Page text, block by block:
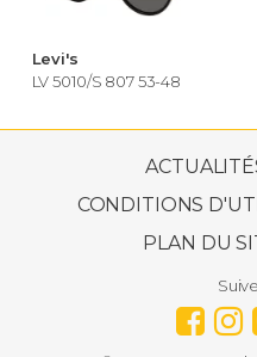
Levi's
LV 5010/S 807 53-48
LV 1011/S
CONDITIONS
PLAN DU